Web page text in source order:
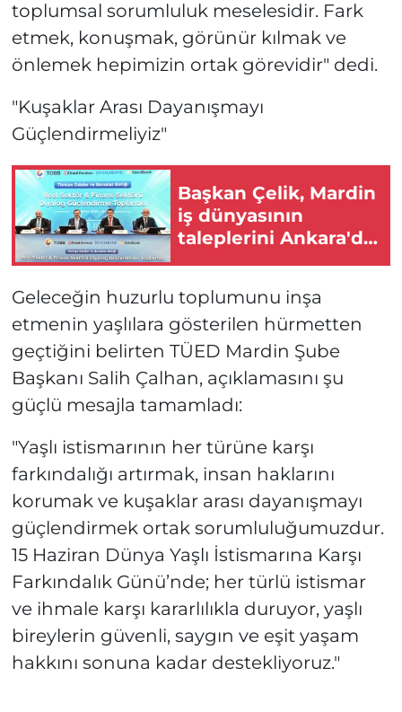
toplumsal sorumluluk meselesidir. Fark
etmek, konuşmak, görünür kılmak ve
önlemek hepimizin ortak görevidir" dedi.
"Kuşaklar Arası Dayanışmayı
Güçlendirmeliyiz"
Başkan Çelik, Mardin
iş dünyasının
taleplerini Ankara'da
dile getirdi
Geleceğin huzurlu toplumunu inşa
etmenin yaşlılara gösterilen hürmetten
geçtiğini belirten TÜED Mardin Şube
Başkanı Salih Çalhan, açıklamasını şu
güçlü mesajla tamamladı:
"Yaşlı istismarının her türüne karşı
farkındalığı artırmak, insan haklarını
korumak ve kuşaklar arası dayanışmayı
güçlendirmek ortak sorumluluğumuzdur.
15 Haziran Dünya Yaşlı İstismarına Karşı
Farkındalık Günü’nde; her türlü istismar
ve ihmale karşı kararlılıkla duruyor, yaşlı
bireylerin güvenli, saygın ve eşit yaşam
hakkını sonuna kadar destekliyoruz."